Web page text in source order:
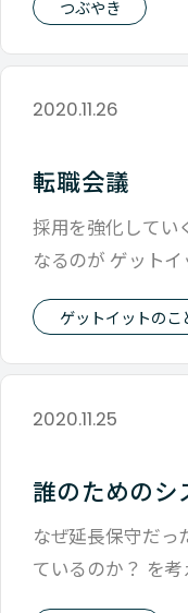
つぶやき
2020.11.26
転職会議
採用を強化してい
なるのが ゲット
ゲットイットのこ
2020.11.25
誰のためのシ
なぜ延長保守だっ
ているのか？ を